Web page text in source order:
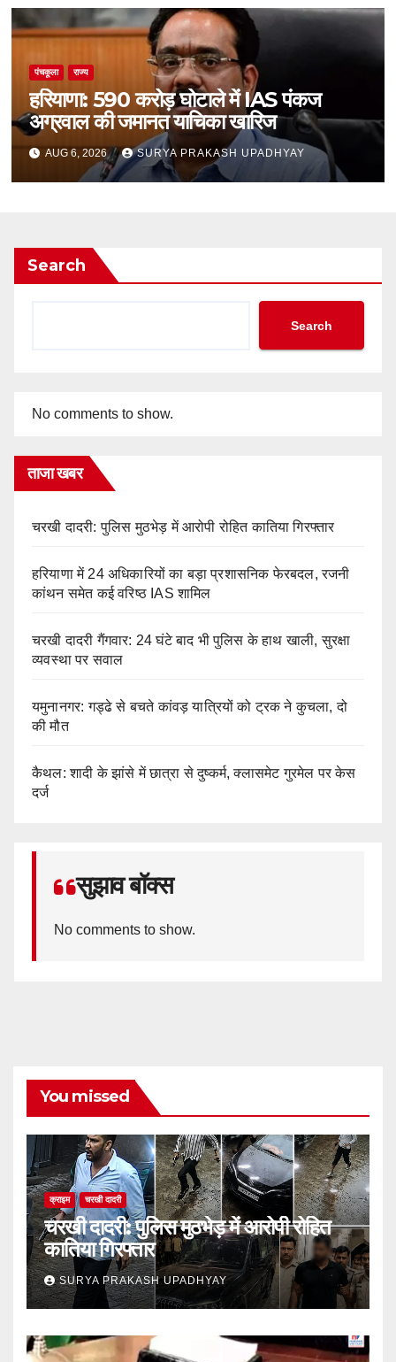
पंचकूला राज्य
हरियाणा: 590 करोड़ घोटाले में IAS पंकज
अग्रवाल की जमानत याचिका खारिज
AUG 6, 2026 SURYA PRAKASH UPADHYAY
Search
Search
No comments to show.
ताजा खबर
चरखी दादरी: पुलिस मुठभेड़ में आरोपी रोहित कातिया गिरफ्तार
हरियाणा में 24 अधिकारियों का बड़ा प्रशासनिक फेरबदल, रजनी
कांथन समेत कई वरिष्ठ IAS शामिल
चरखी दादरी गैंगवार: 24 घंटे बाद भी पुलिस के हाथ खाली, सुरक्षा
व्यवस्था पर सवाल
यमुनानगर: गड्ढे से बचते कांवड़ यात्रियों को ट्रक ने कुचला, दो
की मौत
कैथल: शादी के झांसे में छात्रा से दुष्कर्म, क्लासमेट गुरमेल पर केस
दर्ज
सुझाव बॉक्स
No comments to show.
You missed
क्राइम चरखी दादरी
चरखी दादरी: पुलिस मुठभेड़ में आरोपी रोहित
कातिया गिरफ्तार
SURYA PRAKASH UPADHYAY